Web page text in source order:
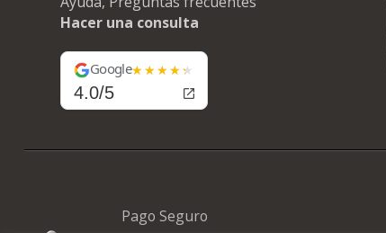
Hacer una consulta
Google
4.0/5
Pago Seguro